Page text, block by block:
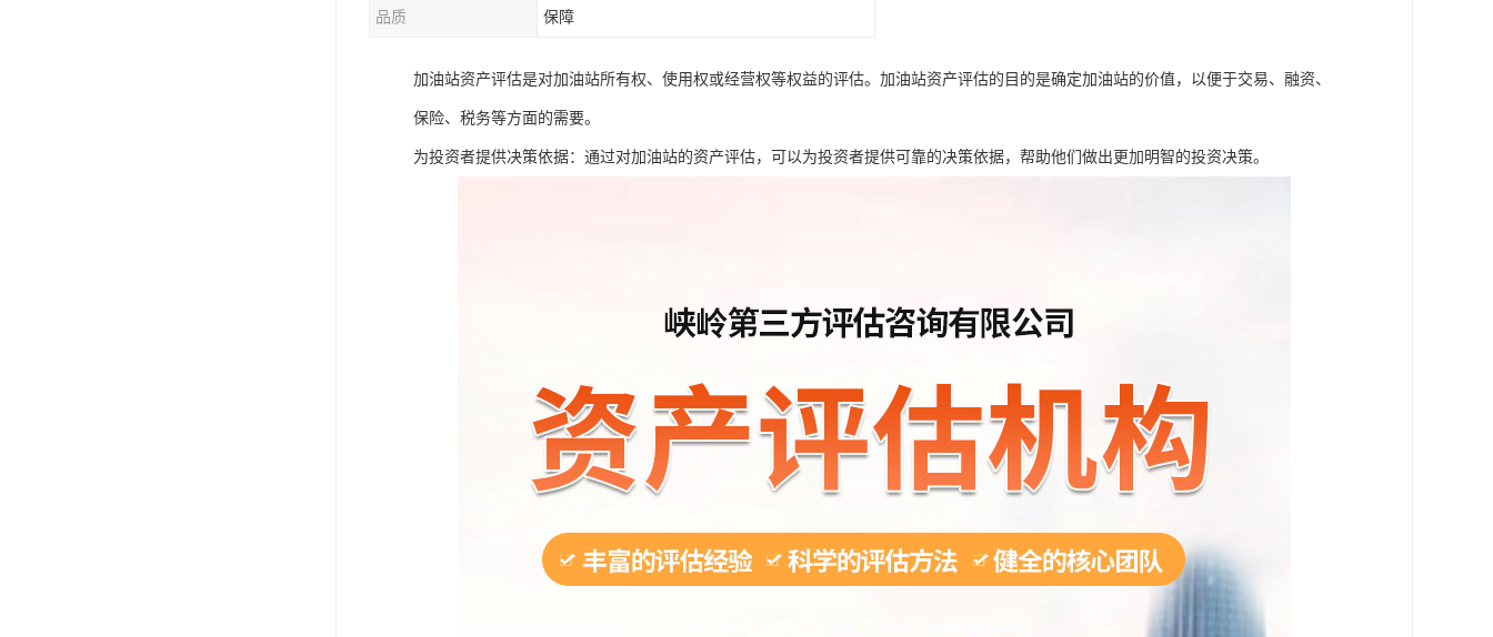
品质 保障
加油站资产评估是对加油站所有权、使用权或经营权等权益的评估。加油站资产评估的目的是确定加油站的价值，以便于交易、融资、
保险、税务等方面的需要。
为投资者提供决策依据：通过对加油站的资产评估，可以为投资者提供可靠的决策依据，帮助他们做出更加明智的投资决策。